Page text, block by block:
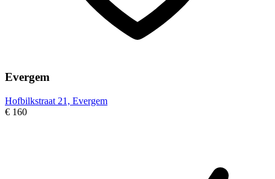
Evergem
Hofbilkstraat 21, Evergem
€ 160